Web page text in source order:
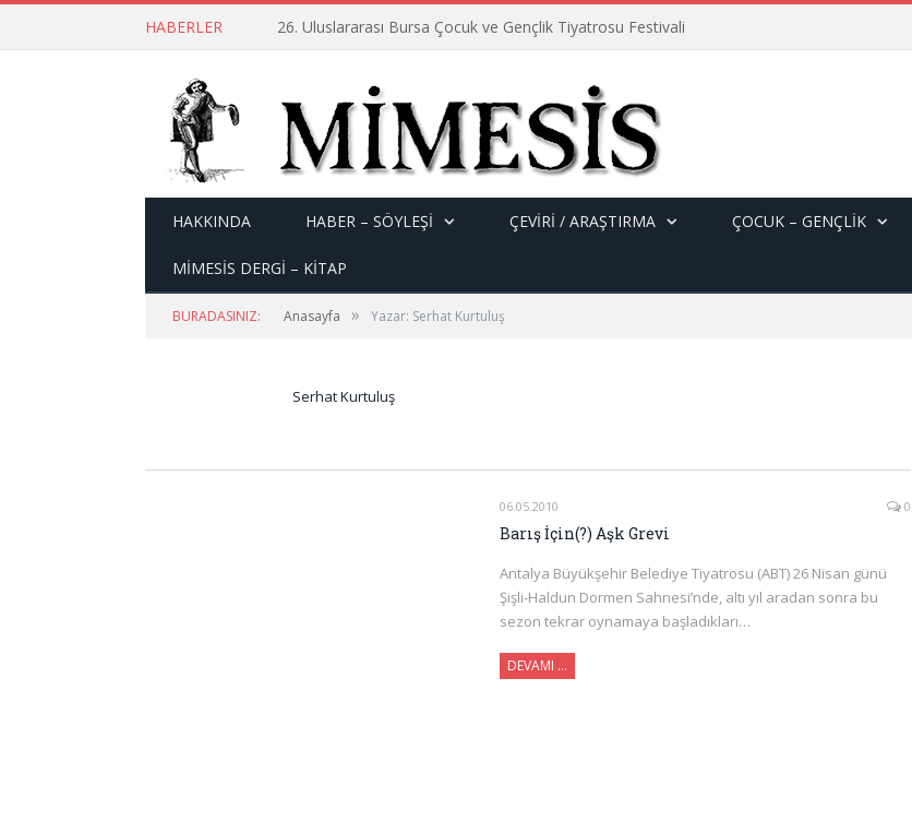
HABERLER 26. Uluslararası Bursa Çocuk ve Gençlik Tiyatrosu Festivali
HAKKINDA HABER – SÖYLEŞI ÇEVİRİ / ARAŞTIRMA ÇOCUK – GENÇLIK
MİMESİS DERGİ – KİTAP
BURADASINIZ: Anasayfa » Yazar: Serhat Kurtuluş
Serhat Kurtuluş
06.05.2010 0
Barış İçin(?) Aşk Grevi
Antalya Büyükşehir Belediye Tiyatrosu (ABT) 26 Nisan günü
Şişli-Haldun Dormen Sahnesi’nde, altı yıl aradan sonra bu
sezon tekrar oynamaya başladıkları…
DEVAMI …